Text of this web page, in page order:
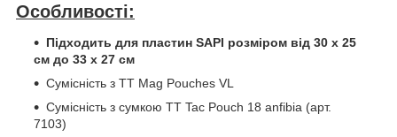
Особливості:
Підходить для пластин SAPI розміром від 30 x 25
см до 33 x 27 см
Сумісність з TT Mag Pouches VL
Сумісність з сумкою TT Tac Pouch 18 anfibia (арт.
7103)